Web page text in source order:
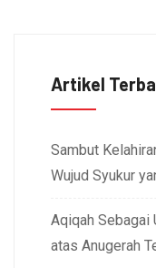
Artikel
Sambut
Wujud Syukur
Aqiqah Sebagai
atas Anugerah